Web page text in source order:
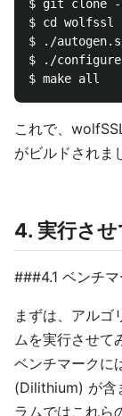
$ git clone
$ cd wolfssl
$ ./
$ ./
これで、
がビルドされま
4. 実行させ
###4.1 ベンチ
まずは、アルゴ
ムを実行させて
ベンチマークに
(Dilithium) が含
ラムではこれら